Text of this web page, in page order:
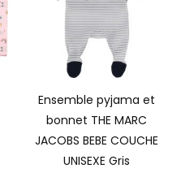
Ensemble pyjama et
bonnet THE MARC
JACOBS BEBE COUCHE
UNISEXE Gris